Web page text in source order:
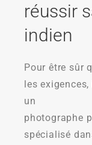
réussir
indien
Pour être sûr
les
un
photographe
spécialisé